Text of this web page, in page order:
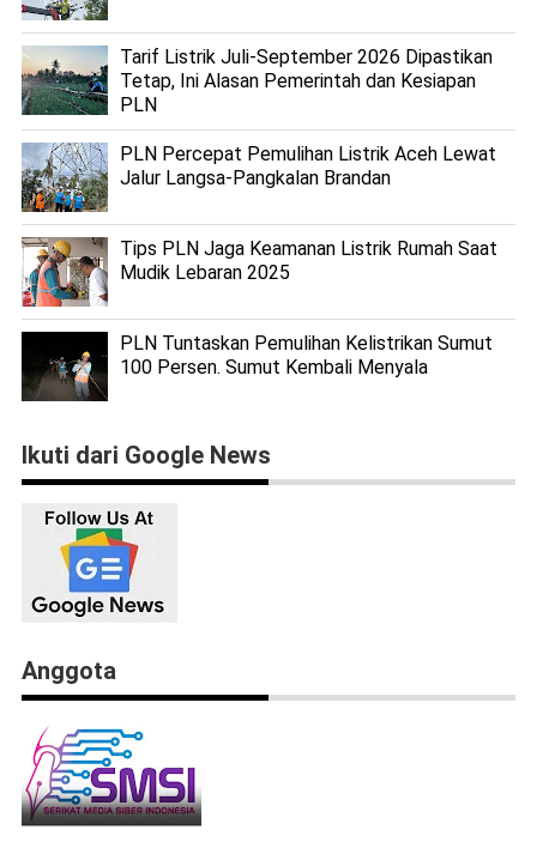
Tarif Listrik Juli-September 2026 Dipastikan
Tetap, Ini Alasan Pemerintah dan Kesiapan
PLN
PLN Percepat Pemulihan Listrik Aceh Lewat
Jalur Langsa-Pangkalan Brandan
Tips PLN Jaga Keamanan Listrik Rumah Saat
Mudik Lebaran 2025
PLN Tuntaskan Pemulihan Kelistrikan Sumut
100 Persen. Sumut Kembali Menyala
Ikuti dari Google News
Anggota